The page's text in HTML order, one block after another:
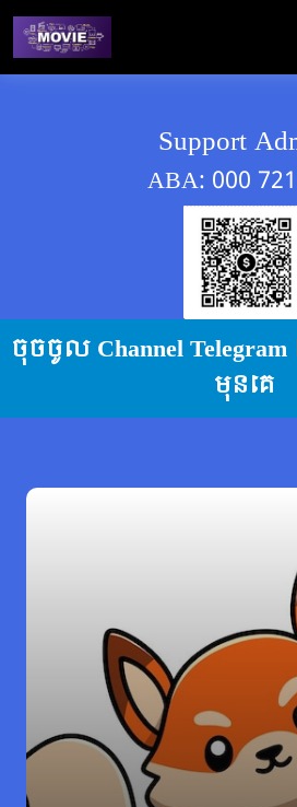
Support
ABA: 000
ចុចចូល Channel
មុនគេ